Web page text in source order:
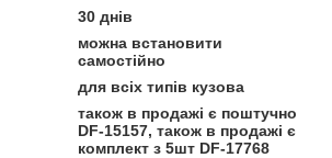
30 днів
можна встановити
самостійно
для всіх типів кузова
також в продажі є поштучно
DF-15157, також в продажі є
комплект з 5шт DF-17768